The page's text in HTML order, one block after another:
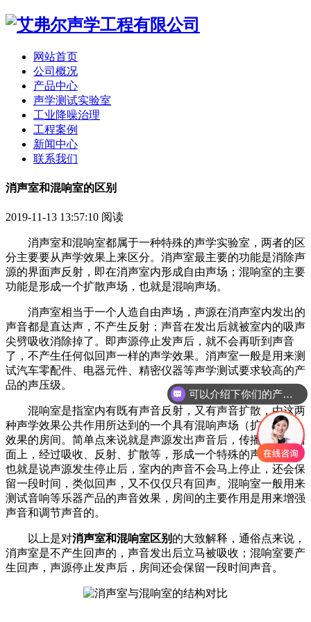
网站首页
公司概况
产品中心
声学测试实验室
工业降噪治理
工程案例
新闻中心
联系我们
消声室和混响室的区别
2019-11-13 13:57:10 阅读
消声室和混响室都属于一种特殊的声学实验室，两者的区
分主要要从声学效果上来区分。消声室最主要的功能是消除声
源的界面声反射，即在消声室内形成自由声场；混响室的主要
功能是形成一个扩散声场，也就是混响声场。
消声室相当于一个人造自由声场，声源在消声室内发出的
声音都是直达声，不产生反射；声音在发出后就被室内的吸声
尖劈吸收消除掉了。即声源停止发声后，就不会再听到声音
了，不产生任何似回声一样的声学效果。消声室一般是用来测
试汽车零配件、电器元件、精密仪器等声学测试要求较高的产
品的声压级。
混响室是指室内有既有声音反射，又有声音扩散，由这两
种声学效果公共作用所达到的一个具有混响声场（扩散声场）
效果的房间。简单点来说就是声源发出声音后，传播到房间墙
面上，经过吸收、反射、扩散等，形成一个特殊的声学效果。
也就是说声源发生停止后，室内的声音不会马上停止，还会保
留一段时间，类似回声，又不仅仅只有回声。混响室一般用来
测试音响等乐器产品的声音效果，房间的主要作用是用来增强
声音和调节声音的。
以上是对消声室和混响室区别 的大致解释，通俗点来说，
消声室是不产生回声的，声音发出后立马被吸收；混响室要产
生回声，声源停止发声后，房间还会保留一段时间声音。
可以介绍下你们的产品么